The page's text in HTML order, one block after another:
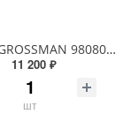
Зеркало GROSSMAN 98080 SENTO D800 800*800*45 LED с сенсорным выключателем
11 200 ₽
шт